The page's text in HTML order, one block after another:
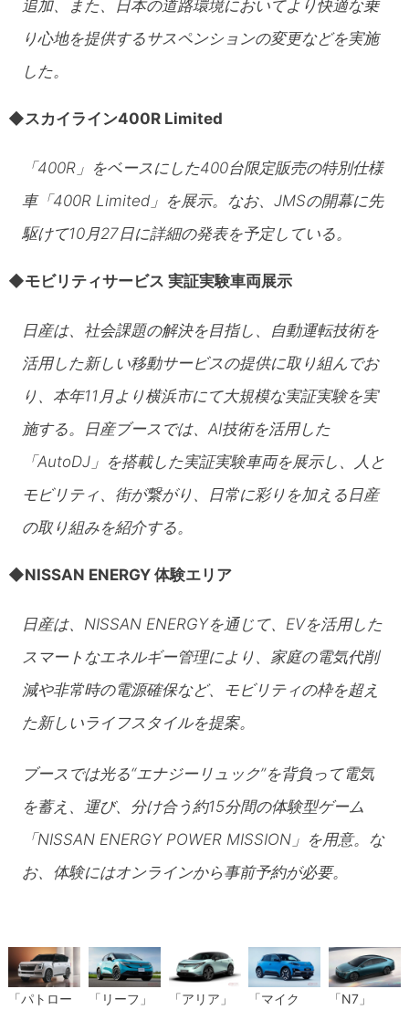
追加、また、日本の道路環境においてより快適な乗
り心地を提供するサスペンションの変更などを実施
した。
◆スカイライン400R Limited
「400R」をベースにした400台限定販売の特別仕様
車「400R Limited」を展示。なお、JMSの開幕に先
駆けて10月27日に詳細の発表を予定している。
◆モビリティサービス 実証実験車両展示
日産は、社会課題の解決を目指し、自動運転技術を
活用した新しい移動サービスの提供に取り組んでお
り、本年11月より横浜市にて大規模な実証実験を実
施する。日産ブースでは、AI技術を活用した
「AutoDJ」を搭載した実証実験車両を展示し、人と
モビリティ、街が繋がり、日常に彩りを加える日産
の取り組みを紹介する。
◆NISSAN ENERGY 体験エリア
日産は、NISSAN ENERGYを通じて、EVを活用した
スマートなエネルギー管理により、家庭の電気代削
減や非常時の電源確保など、モビリティの枠を超え
た新しいライフスタイルを提案。
ブースでは光る“エナジーリュック”を背負って電気
を蓄え、運び、分け合う約15分間の体験型ゲーム
「NISSAN ENERGY POWER MISSION」を用意。な
お、体験にはオンラインから事前予約が必要。
「パトロー
「リーフ」 「アリア」
「マイク
「N7」